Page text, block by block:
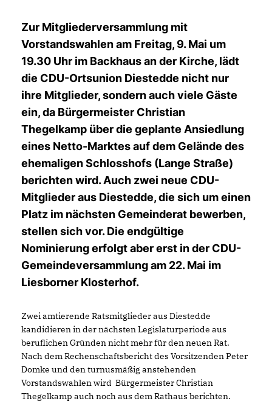
Zur Mitgliederversammlung mit
Vorstandswahlen am Freitag, 9. Mai um
19.30 Uhr im Backhaus an der Kirche, lädt
die CDU-Ortsunion Diestedde nicht nur
ihre Mitglieder, sondern auch viele Gäste
ein, da Bürgermeister Christian
Thegelkamp über die geplante Ansiedlung
eines Netto-Marktes auf dem Gelände des
ehemaligen Schlosshofs (Lange Straße)
berichten wird. Auch zwei neue CDU-
Mitglieder aus Diestedde, die sich um einen
Platz im nächsten Gemeinderat bewerben,
stellen sich vor. Die endgültige
Nominierung erfolgt aber erst in der CDU-
Gemeindeversammlung am 22. Mai im
Liesborner Klosterhof.
Zwei amtierende Ratsmitglieder aus Diestedde
kandidieren in der nächsten Legislaturperiode aus
beruflichen Gründen nicht mehr für den neuen Rat.
Nach dem Rechenschaftsbericht des Vorsitzenden Peter
Domke und den turnusmäßig anstehenden
Vorstandswahlen wird Bürgermeister Christian
Thegelkamp auch noch aus dem Rathaus berichten.